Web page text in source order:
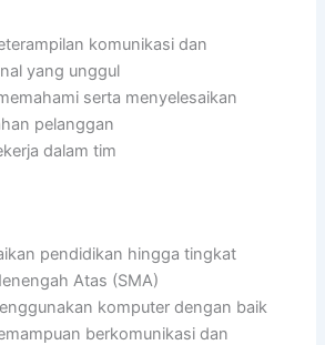
komunikasi dan
yang unggul
serta menyelesaikan
pelanggan
dalam tim
pendidikan hingga tingkat
Atas (SMA)
komputer dengan baik
berkomunikasi dan